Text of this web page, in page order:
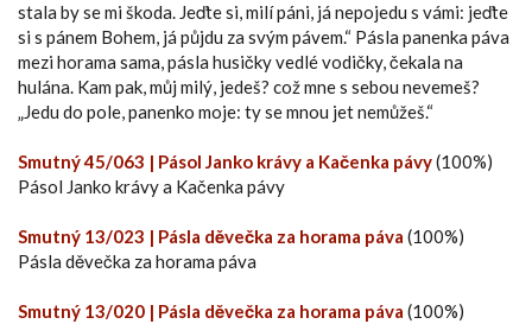
stala by se mi škoda. Jeďte si, milí páni, já nepojedu s vámi: jeďte
si s pánem Bohem, já půjdu za svým pávem.“ Pásla panenka páva
mezi horama sama, pásla husičky vedlé vodičky, čekala na
hulána. Kam pak, můj milý, jedeš? což mne s sebou nevemeš?
„Jedu do pole, panenko moje: ty se mnou jet nemůžeš.“
Smutný 45/063 | Pásol Janko krávy a Kačenka pávy(100%)
Pásol Janko krávy a Kačenka pávy
Smutný 13/023 | Pásla děvečka za horama páva (100%)
Pásla děvečka za horama páva
Smutný 13/020 | Pásla děvečka za horama páva (100%)